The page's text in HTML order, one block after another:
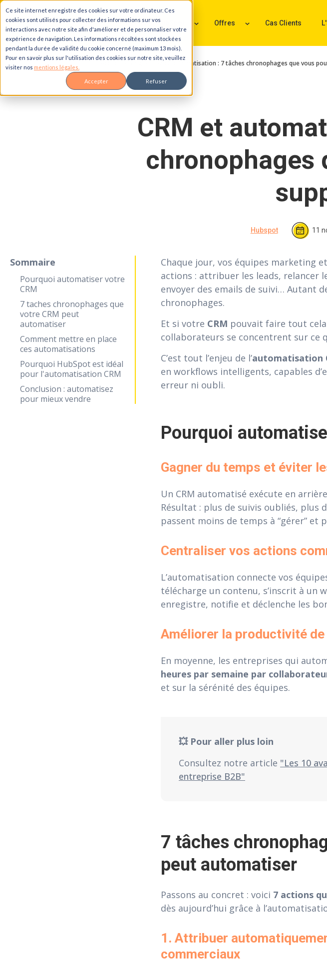
Ce site internet enregistre des cookies sur votre ordinateur. Ces
cookies sont utilisés pour collecter des informations sur vos
interactions avec notre site afin d'améliorer et de personnaliser votre
expérience de navigation. Les informations récoltées sont stockées
pendant la durée de validité du cookie concerné (maximum 13 mois).
Pour en savoir plus sur l'utilisation des cookies sur notre site, veuillez
visiter nos mentions légales.
Accepter Refuser
Aller au contenu principal
Aller à la navigation principale
Aller au pied de page
Services HubSpot Offres Cas Clients
CRM et automatisation : 7 tâches chronophages que vous
CRM et
chronophages
Hubspot 11
Chaque jour, vos équipes marketing
actions : attribuer les leads, relancer
envoyer des emails de suivi… Autant
chronophages.
Et si votre CRM pouvait faire tout cela
collaborateurs se concentrent sur ce
C’est tout l’enjeu de l’automatisation
en workflows intelligents, capables
erreur ni oubli.
Sommaire
Pourquoi automatiser votre
CRM
7 taches chronophages que
votre CRM peut
automatiser
Comment mettre en place
ces automatisations
Pourquoi HubSpot est idéal
pour l'automatisation CRM
Conclusion : automatisez
pour mieux vendre
Pourquoi
Gagner du temps et éviter
Un CRM automatisé exécute en
Résultat : plus de suivis oubliés, plus
passent moins de temps à “gérer” et
Centraliser vos actions
L’automatisation connecte vos
télécharge un contenu, s’inscrit à un
enregistre, notifie et déclenche les
Améliorer la productivité de
En moyenne, les entreprises qui
heures par semaine par
et sur la sérénité des équipes.
💥 Pour aller plus loin
Consultez notre article "Les 10
entreprise B2B"
7 tâches
peut automatiser
Passons au concret : voici 7 actions
dès aujourd’hui grâce à
1. Attribuer
commerciaux